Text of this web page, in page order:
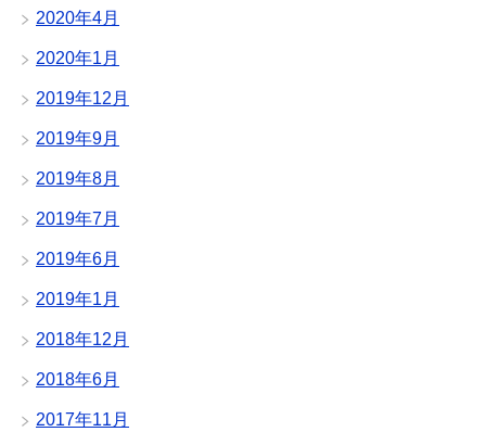
2020年4月
2020年1月
2019年12月
2019年9月
2019年8月
2019年7月
2019年6月
2019年1月
2018年12月
2018年6月
2017年11月